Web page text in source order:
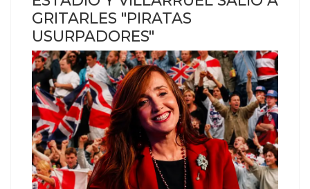
GRITARLES "PIRATAS
USURPADORES"